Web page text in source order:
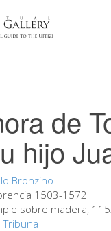
Home
Eventos y exposiciones
Los comentarios de los
Contáctenos
Visite los Uffizi
Reserve ahora
de
hijo
Bronzino
1503-1572
sobre madera,
Tribuna